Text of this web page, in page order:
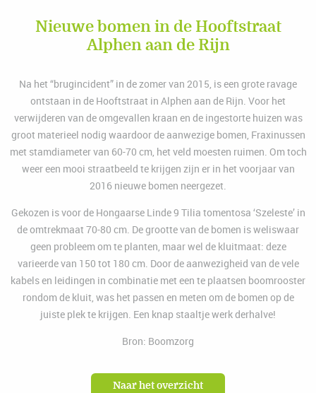
Nieuwe bomen in de Hooftstraat
Alphen aan de Rijn
Na het “brugincident” in de zomer van 2015, is een grote ravage
ontstaan in de Hooftstraat in Alphen aan de Rijn. Voor het
verwijderen van de omgevallen kraan en de ingestorte huizen was
groot materieel nodig waardoor de aanwezige bomen, Fraxinussen
met stamdiameter van 60-70 cm, het veld moesten ruimen. Om toch
weer een mooi straatbeeld te krijgen zijn er in het voorjaar van
2016 nieuwe bomen neergezet.
Gekozen is voor de Hongaarse Linde 9 Tilia tomentosa ‘Szeleste’ in
de omtrekmaat 70-80 cm. De grootte van de bomen is weliswaar
geen probleem om te planten, maar wel de kluitmaat: deze
varieerde van 150 tot 180 cm. Door de aanwezigheid van de vele
kabels en leidingen in combinatie met een te plaatsen boomrooster
rondom de kluit, was het passen en meten om de bomen op de
juiste plek te krijgen. Een knap staaltje werk derhalve!
Bron: Boomzorg
Naar het overzicht